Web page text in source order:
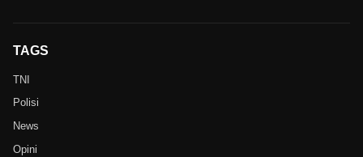
TAGS
TNI
Polisi
News
Opini